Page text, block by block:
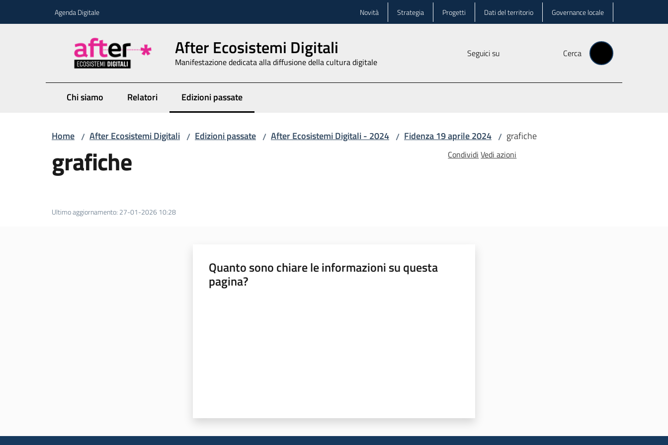
Agenda Digitale Novità Strategia Progetti Dati del territorio Governance locale
After Ecosistemi Digitali
Manifestazione dedicata alla diffusione della cultura digitale
Seguici su Cerca
Chi siamo Relatori Edizioni passate
Menu selezionato
Home / After Ecosistemi Digitali / Edizioni passate / After Ecosistemi Digitali - 2024 / Fidenza 19 aprile 2024 / grafiche
grafiche Condividi Vedi azioni
Ultimo aggiornamento: 27-01-2026 10:28
Quanto sono chiare le informazioni su questa
pagina?